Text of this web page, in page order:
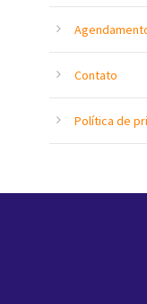
Contato
Política de